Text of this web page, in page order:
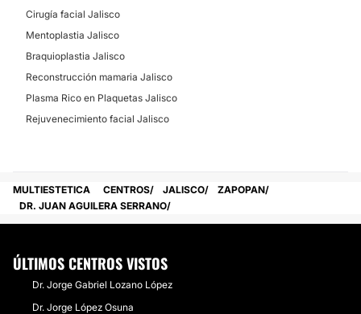
Cirugía facial Jalisco
Mentoplastia Jalisco
Braquioplastia Jalisco
Reconstrucción mamaria Jalisco
Plasma Rico en Plaquetas Jalisco
Rejuvenecimiento facial Jalisco
MULTIESTETICA CENTROS JALISCO
ZAPOPAN
DR. JUAN AGUILERA SERRANO
ÚLTIMOS CENTROS VISTOS
Dr. Jorge Gabriel Lozano López
Dr. Jorge López Osuna